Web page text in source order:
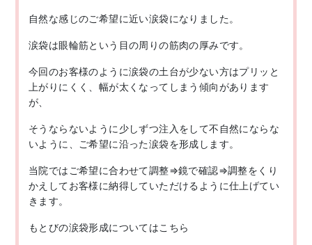
自然な感じのご希望に近い涙袋になりました。
涙袋は眼輪筋という目の周りの筋肉の厚みです。
今回のお客様のように涙袋の土台が少ない方はプリッと
上がりにくく、幅が太くなってしまう傾向があります
が、
そうならないように少しずつ注入をして不自然にならな
いように、ご希望に沿った涙袋を形成します。
当院ではご希望に合わせて調整⇒鏡で確認⇒調整をくり
かえしてお客様に納得していただけるように仕上げてい
きます。
もとびの涙袋形成についてはこちら